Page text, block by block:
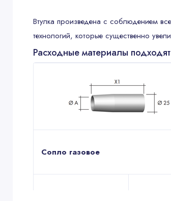
Втулка произведена с соблюдением
технологий, которые существенно
Расходные материалы
Сопло газовое